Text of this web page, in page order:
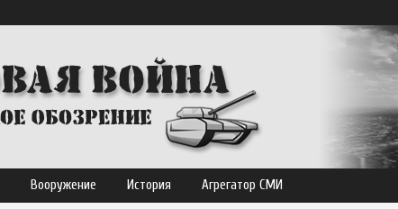
Вооружение История Агрегатор СМИ